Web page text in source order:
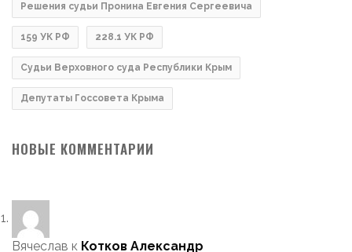
Решения судьи Пронина Евгения Сергеевича
159 УК РФ 228.1 УК РФ
Судьи Верховного суда Республики Крым
Депутаты Госсовета Крыма
НОВЫЕ КОММЕНТАРИИ
Вячеслав к Котков Александр